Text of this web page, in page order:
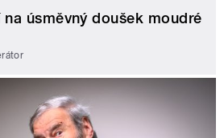
úsměvný doušek moudré